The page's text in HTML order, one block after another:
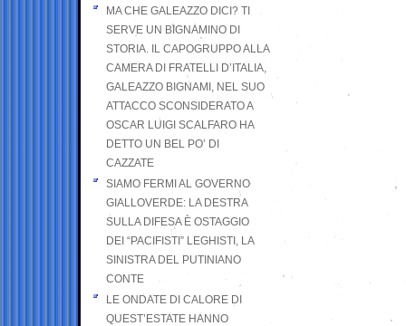
MA CHE GALEAZZO DICI? TI
SERVE UN BIGNAMINO DI
STORIA. IL CAPOGRUPPO ALLA
CAMERA DI FRATELLI D’ITALIA,
GALEAZZO BIGNAMI, NEL SUO
ATTACCO SCONSIDERATO A
OSCAR LUIGI SCALFARO HA
DETTO UN BEL PO’ DI
CAZZATE
SIAMO FERMI AL GOVERNO
GIALLOVERDE: LA DESTRA
SULLA DIFESA È OSTAGGIO
DEI “PACIFISTI” LEGHISTI, LA
SINISTRA DEL PUTINIANO
CONTE
LE ONDATE DI CALORE DI
QUEST’ESTATE HANNO